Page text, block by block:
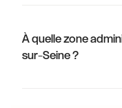
À quelle zone
sur-Seine ?